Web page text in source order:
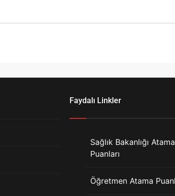
Faydalı Linkler
Sağlık Bakanlığı Atama
Puanları
Öğretmen Atama